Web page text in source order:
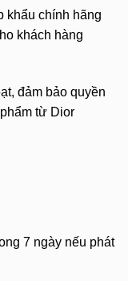
khẩu chính hãng
khách hàng
đảm bảo quyền
từ Dior
7 ngày nếu phát